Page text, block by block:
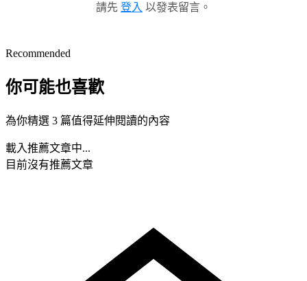
請先 登入 以發表留言。
Recommended
你可能也喜歡
為你精選 3 篇值得延伸閱讀的內容
載入推薦文章中...
目前沒有推薦文章